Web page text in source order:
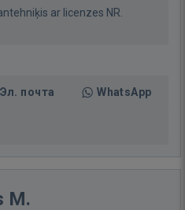
ar licenzes NR.
Эл. почта WhatsApp
M.